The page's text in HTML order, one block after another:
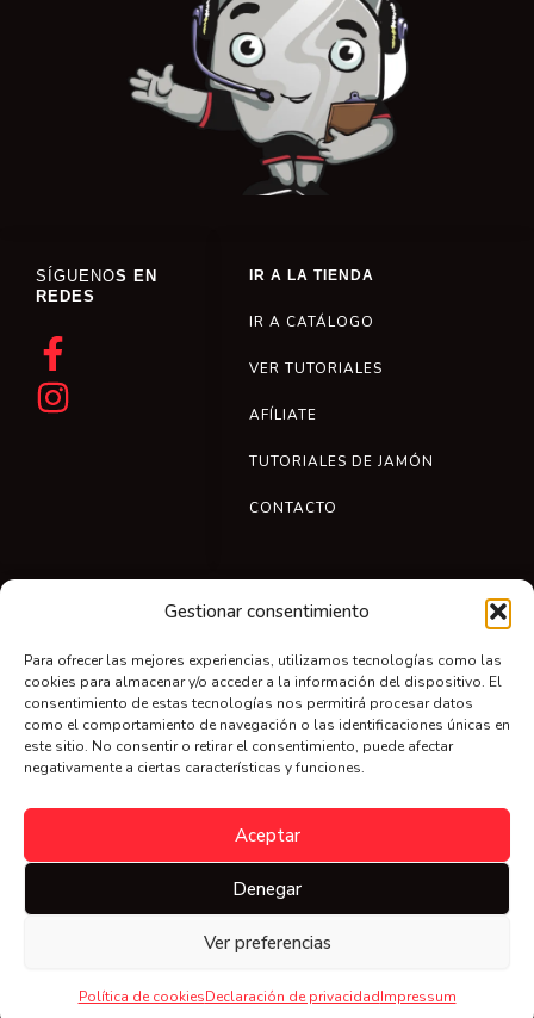
Gestionar consentimiento
Para ofrecer las mejores experiencias, utilizamos tecnologías como las
cookies para almacenar y/o acceder a la información del dispositivo. El
consentimiento de estas tecnologías nos permitirá procesar datos
como el comportamiento de navegación o las identificaciones únicas en
este sitio. No consentir o retirar el consentimiento, puede afectar
negativamente a ciertas características y funciones.
Aceptar
Denegar
Ver preferencias
Política de cookiesDeclaración de privacidadImpressum
+34 669 579 022
sagra.sl@gmail.com
IR A LA TIENDA
IR A CATÁLOGO
VER TUTORIALES
AFÍLIATE
TUTORIALES DE JAMÓN
CONTACTO
SÍGUENOS EN
REDES
Aviso legal | Política de privacidad | Política de cookies |
Condiciones de compra
Política de afiliados
Sitio web diseñado y desarrollado por Cristina Capitán